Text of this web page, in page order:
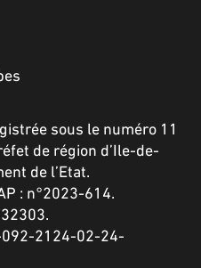
sous le numéro 11
de région d’Ile-de-
de l’Etat.
: n°2023-614.
092-2124-02-24-